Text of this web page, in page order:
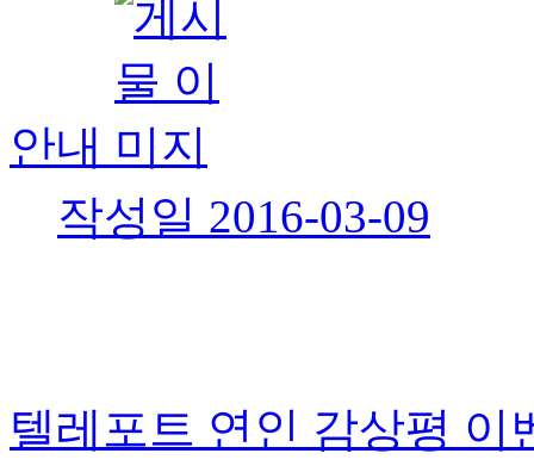
안내
작성일 2016-03-09
텔레포트 연인 감상평